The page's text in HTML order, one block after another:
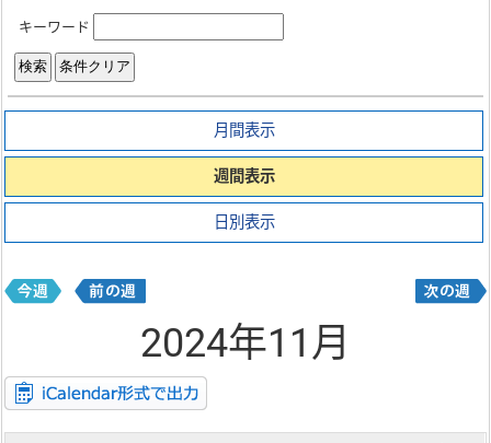
キーワード
月間表示
週間表示
日別表示
2024年11月